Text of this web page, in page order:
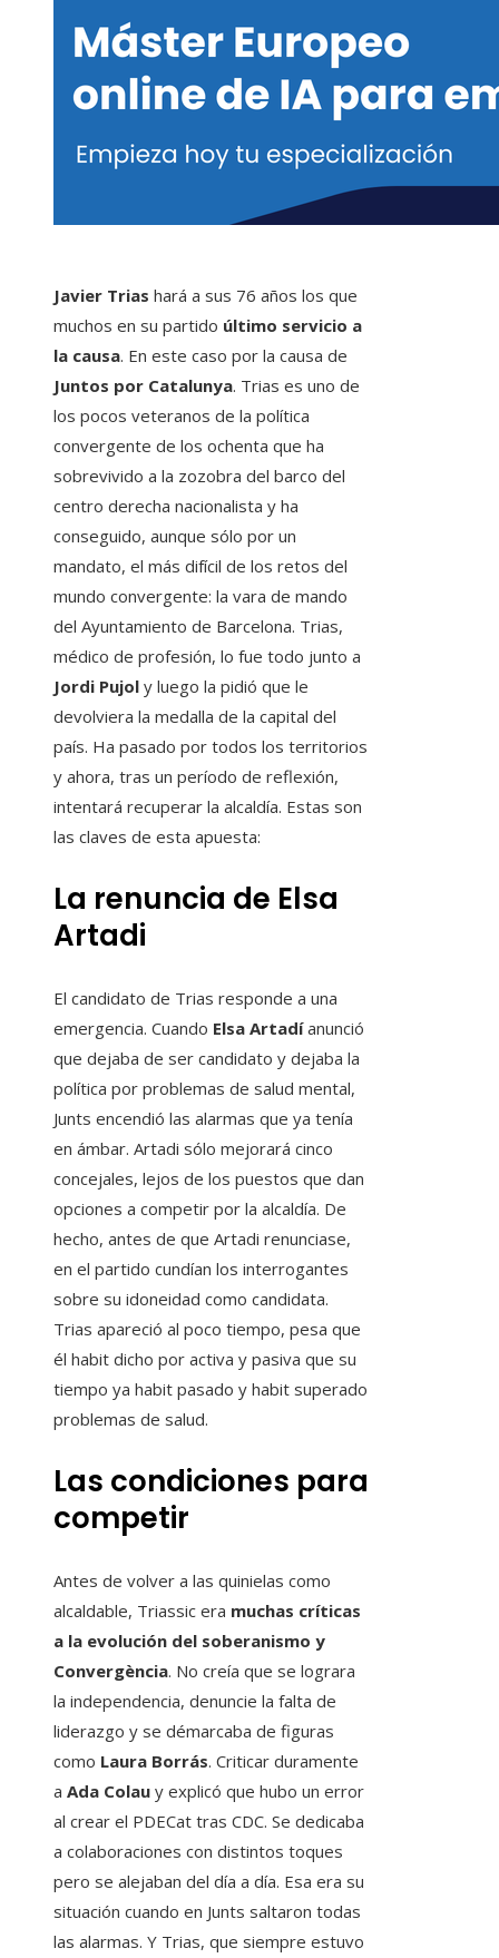
Javier Trias hará a sus 76 años los que
muchos en su partido último servicio a
la causa. En este caso por la causa de
Juntos por Catalunya. Trias es uno de
los pocos veteranos de la política
convergente de los ochenta que ha
sobrevivido a la zozobra del barco del
centro derecha nacionalista y ha
conseguido, aunque sólo por un
mandato, el más difícil de los retos del
mundo convergente: la vara de mando
del Ayuntamiento de Barcelona. Trias,
médico de profesión, lo fue todo junto a
Jordi Pujol y luego la pidió que le
devolviera la medalla de la capital del
país. Ha pasado por todos los territorios
y ahora, tras un período de reflexión,
intentará recuperar la alcaldía. Estas son
las claves de esta apuesta:
La renuncia de Elsa
Artadi
El candidato de Trias responde a una
emergencia. Cuando Elsa Artadíanunció
que dejaba de ser candidato y dejaba la
política por problemas de salud mental,
Junts encendió las alarmas que ya tenía
en ámbar. Artadi sólo mejorará cinco
concejales, lejos de los puestos que dan
opciones a competir por la alcaldía. De
hecho, antes de que Artadi renunciase,
en el partido cundían los interrogantes
sobre su idoneidad como candidata.
Trias apareció al poco tiempo, pesa que
él habit dicho por activa y pasiva que su
tiempo ya habit pasado y habit superado
problemas de salud.
Las condiciones para
competir
Antes de volver a las quinielas como
alcaldable, Triassic era muchas críticas
a la evolución del soberanismo y
Convergència. No creía que se lograra
la independencia, denuncie la falta de
liderazgo y se démarcaba de figuras
como Laura Borrás. Criticar duramente
a Ada Colau y explicó que hubo un error
al crear el PDECat tras CDC. Se dedicaba
a colaboraciones con distintos toques
pero se alejaban del día a día. Esa era su
situación cuando en Junts saltaron todas
las alarmas. Y Trias, que siempre estuvo